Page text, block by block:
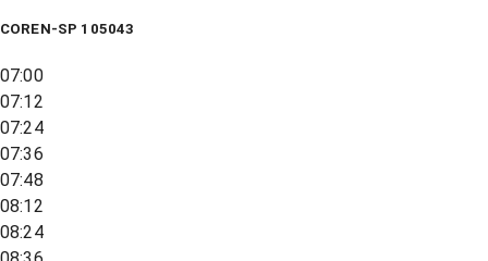
COREN-SP 105043
07:00
07:12
07:24
07:36
07:48
08:12
08:24